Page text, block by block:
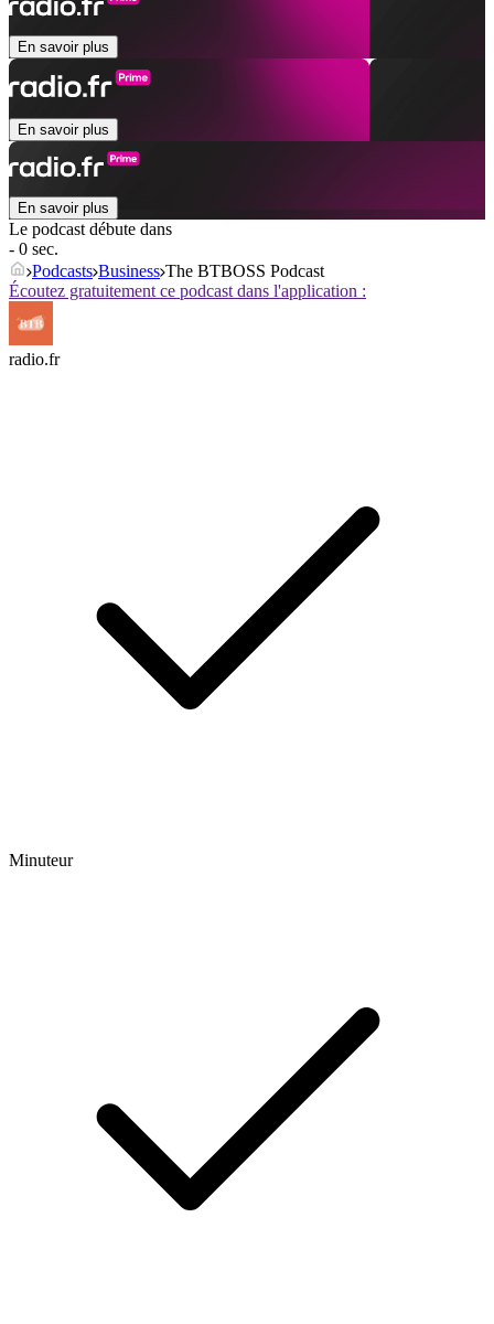
En savoir plus
En savoir plus
En savoir plus
Le podcast débute dans
- 0 sec.
Podcasts Business The BTBOSS Podcast
Écoutez gratuitement ce podcast dans l'application :
radio.fr
Minuteur